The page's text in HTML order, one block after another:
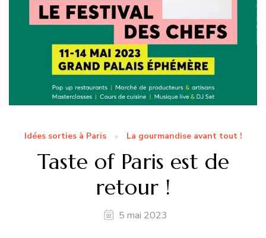
Idées sorties à Paris La gourmandise avant tout !
Taste of Paris est de
retour !
5 mai 2023